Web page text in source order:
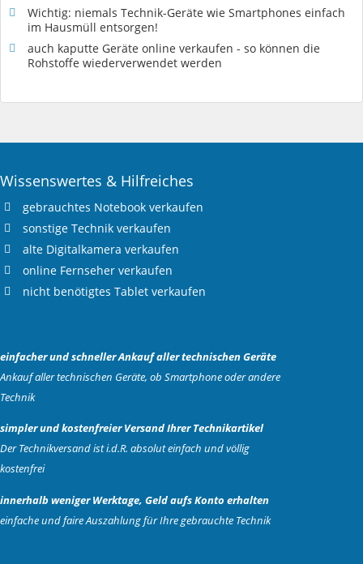
Wichtig: niemals Technik-Geräte wie Smartphones einfach
im Hausmüll entsorgen!
auch kaputte Geräte online verkaufen - so können die
Rohstoffe wiederverwendet werden
Wissenswertes & Hilfreiches
gebrauchtes Notebook verkaufen
sonstige Technik verkaufen
alte Digitalkamera verkaufen
online Fernseher verkaufen
nicht benötigtes Tablet verkaufen
einfacher und schneller Ankauf aller technischen Geräte
Ankauf aller technischen Geräte, ob Smartphone oder andere
Technik
simpler und kostenfreier Versand Ihrer Technikartikel
Der Technikversand ist i.d.R. absolut einfach und völlig
kostenfrei
innerhalb weniger Werktage, Geld aufs Konto erhalten
einfache und faire Auszahlung für Ihre gebrauchte Technik